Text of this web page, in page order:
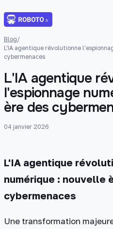
Blog/
L'IA agentique révolutionne
cybermenaces
L'IA agentique
l'espionnage
ère des
04 janvier 2026
L'IA agentique
numérique : nouvelle
cybermenaces
Une transformation